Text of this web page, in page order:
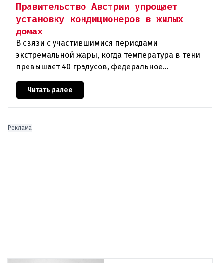
Правительство Австрии упрощает
установку кондиционеров в жилых
домах
В связи с участившимися периодами
экстремальной жары, когда температура в тени
превышает 40 градусов, федеральное
правительство Австрии взялось за решение
проблемы перегрева жилых помещений. В среду н
Читать далее
Реклама